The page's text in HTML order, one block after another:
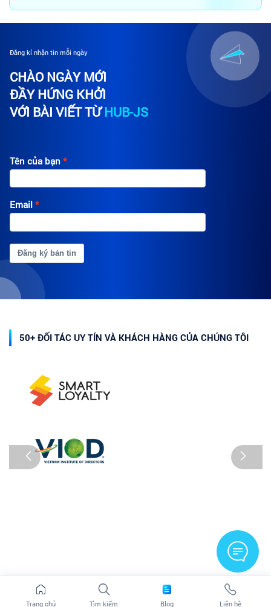
Đăng kí nhận tin mỗi ngày
CHÀO NGÀY MỚI
ĐẦY HỨNG KHỞI
VỚI BÀI VIẾT TỪHUB-JS
Tên của bạn
Email
Đăng ký bản tin
50+ ĐỐI TÁC UY TÍN VÀ KHÁCH HÀNG CỦA CHÚNG TÔI
Trang chủ Tìm kiếm Blog Liên hệ